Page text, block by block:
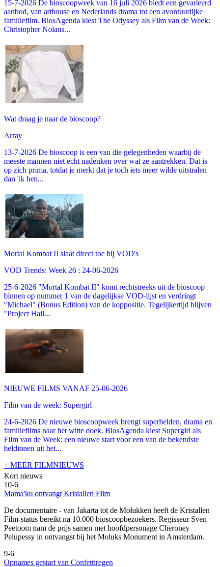
15-7-2026 De bioscoopweek van 16 juli 2026 biedt een gevarieerd
aanbod, van arthouse en Nederlands drama tot een avontuurlijke
familiefilm. BiosAgenda kiest The Odyssey als Film van de Week:
Christopher Nolans...
Wat draag je naar de bioscoop?
Array
13-7-2026 De bioscoop is een van die gelegenheden waarbij de
meeste mannen niet echt nadenken over wat ze aantrekken. Dat is
op zich prima, totdat je merkt dat je toch iets meer wilde uitstralen
dan 'ik ben...
Mortal Kombat II slaat direct toe bij VOD's
VOD Trends: Week 26 : 24-06-2026
25-6-2026 "Mortal Kombat II" komt rechtstreeks uit de bioscoop
binnen op nummer 1 van de dagelijkse VOD-lijst en verdringt
"Michael" (Bonus Edition) van de koppositie. Tegelijkertijd blijven
"Project Hail...
NIEUWE FILMS VANAF 25-06-2026
Film van de week: Supergirl
24-6-2026 De nieuwe bioscoopweek brengt superhelden, drama en
familiefilms naar het witte doek. BiosAgenda kiest Supergirl als
Film van de Week: een nieuwe start voor een van de bekendste
heldinnen uit het...
+ MEER FILMNIEUWS
Kort nieuws
10-6
Mama'ku ontvangt Kristallen Film
De documentaire - van Jakarta tot de Molukken heeft de Kristallen
Film-status bereikt na 10.000 bioscoopbezoekers. Regisseur Sven
Peetoom nam de prijs samen met hoofdpersonage Cheroney
Pelupessy in ontvangst bij het Moluks Monument in Amsterdam.
9-6
Opnames gestart van Confettiregen